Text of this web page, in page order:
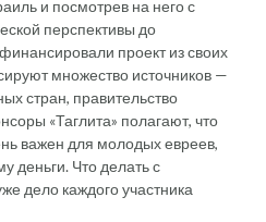
и посмотрев на него с
перспективы до
проект из своих
множество источников —
стран, правительство
«Таглита» полагают, что
важен для молодых евреев,
деньги. Что делать с
дело каждого участника